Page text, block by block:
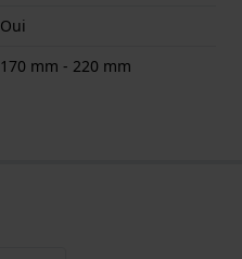
Oui
170 mm - 220 mm